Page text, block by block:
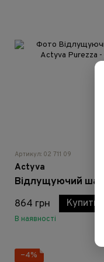
Артикул: 02 711 09
Actyva
864 грн
Купити
В наявності
−4%